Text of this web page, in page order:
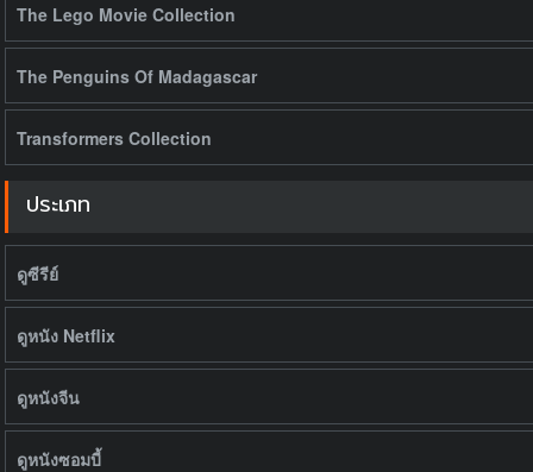
ประเภท
ดูซีรีย์
ดูหนัง Netflix
ดูหนังจีน
ดูหนังซอมบี้
The Lego Movie Collection
The Penguins Of Madagascar
Transformers Collection